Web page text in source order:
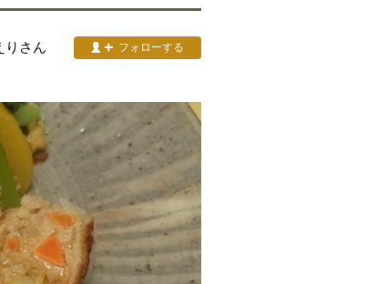
り さん フォローする